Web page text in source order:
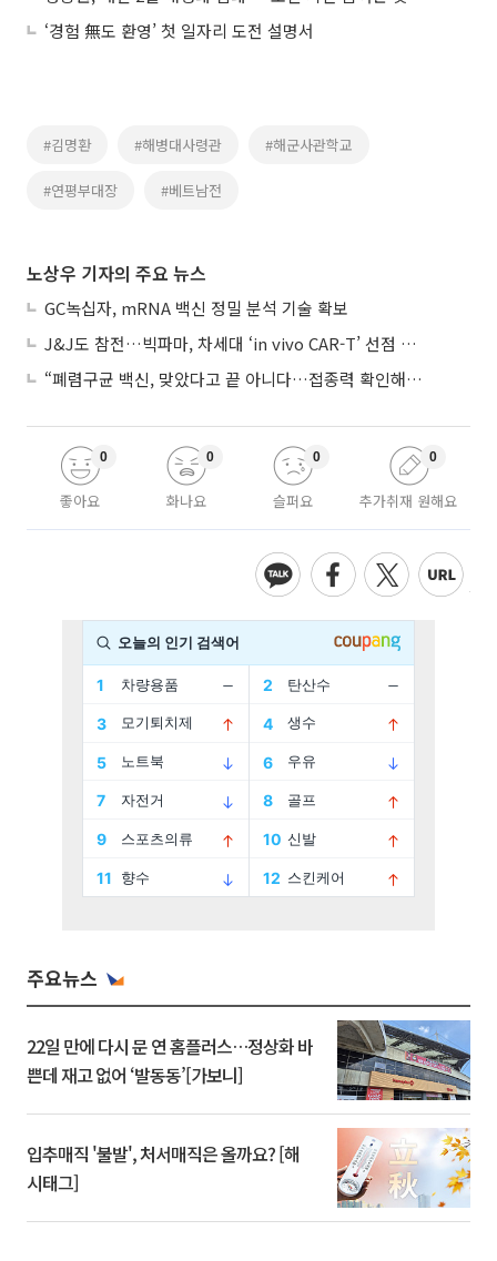
‘경험 無도 환영’ 첫 일자리 도전 설명서
#김명환 #해병대사령관 #해군사관학교
#연평부대장 #베트남전
노상우 기자의 주요 뉴스
GC녹십자, mRNA 백신 정밀 분석 기술 확보
J&J도 참전…빅파마, 차세대 ‘in vivo CAR-T’ 선점 경쟁 본격화
“폐렴구균 백신, 맞았다고 끝 아니다…접종력 확인해야”
좋아요
0
화나요
0
슬퍼요
0
추가취재 원해요
0
주요뉴스
22일 만에 다시 문 연 홈플러스…정상화 바
쁜데 재고 없어 ‘발동동’[가보니]
입추매직 '불발', 처서매직은 올까요? [해
시태그]